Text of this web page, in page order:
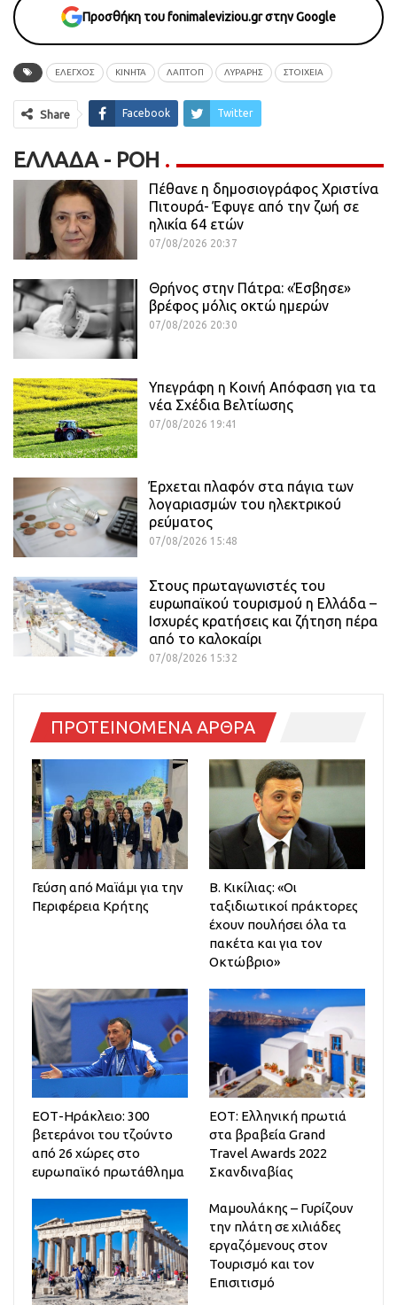
Προσθήκη του fonimaleviziou.gr στην Google
ΕΛΕΓΧΟΣ ΚΙΝΗΤΑ ΛΑΠΤΟΠ ΛΥΡΑΡΗΣ ΣΤΟΙΧΕΙΑ
Share Facebook Twitter
ΕΛΛΆΔΑ - ΡΟΗ
Πέθανε η δημοσιογράφος Χριστίνα
Πιτουρά- Έφυγε από την ζωή σε
ηλικία 64 ετών
07/08/2026 20:37
Θρήνος στην Πάτρα: «Έσβησε»
βρέφος μόλις οκτώ ημερών
07/08/2026 20:30
Υπεγράφη η Κοινή Απόφαση για τα
νέα Σχέδια Βελτίωσης
07/08/2026 19:41
Έρχεται πλαφόν στα πάγια των
λογαριασμών του ηλεκτρικού
ρεύματος
07/08/2026 15:48
Στους πρωταγωνιστές του
ευρωπαϊκού τουρισμού η Ελλάδα –
Ισχυρές κρατήσεις και ζήτηση πέρα
από το καλοκαίρι
07/08/2026 15:32
ΠΡΟΤΕΙΝΟΜΕΝΑ ΑΡΘΡΑ
Γεύση από Μαϊάμι για την
Περιφέρεια Κρήτης
Β. Κικίλιας: «Οι
ταξιδιωτικοί πράκτορες
έχουν πουλήσει όλα τα
πακέτα και για τον
Οκτώβριο»
ΕΟΤ-Ηράκλειο: 300
βετεράνοι του τζούντο
από 26 χώρες στο
ευρωπαϊκό πρωτάθλημα
ΕΟΤ: Ελληνική πρωτιά
στα βραβεία Grand
Travel Awards 2022
Σκανδιναβίας
Μαμουλάκης – Γυρίζουν
την πλάτη σε χιλιάδες
εργαζόμενους στον
Τουρισμό και τον
Επισιτισμό